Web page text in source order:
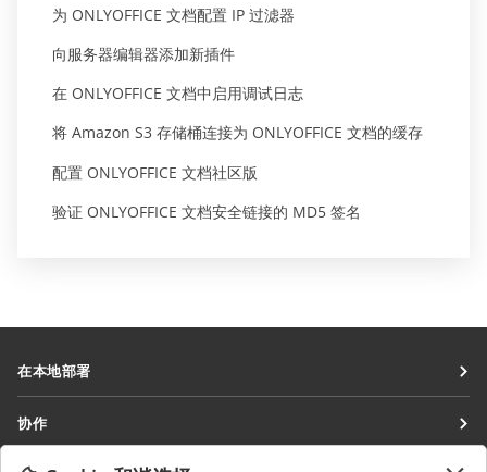
为 ONLYOFFICE 文档配置 IP 过滤器
向服务器编辑器添加新插件
在 ONLYOFFICE 文档中启用调试日志
将 Amazon S3 存储桶连接为 ONLYOFFICE 文档的缓存
配置 ONLYOFFICE 文档社区版
验证 ONLYOFFICE 文档安全链接的 MD5 签名
在本地部署
协作空间
协作